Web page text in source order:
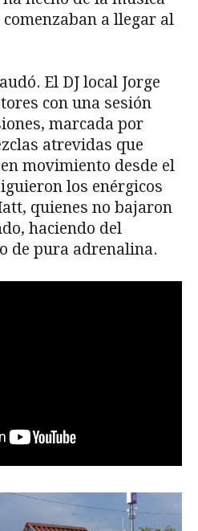
a llegar al
El DJ local Jorge
con una sesión
marcada por
atrevidas que
movimiento desde el
los enérgicos
quienes no bajaron
haciendo del
de pura adrenalina.